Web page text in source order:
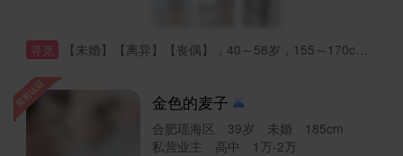
寻觅 【未婚】【离异】【丧偶】，40～58岁，155～170cm，高中，3~4千，，【已购房(有贷款)】【已购房(无贷款)】【有能力购房】【无房】【住单位房】，【无车】【已购车-无贷款】【已购车-有贷款】【需要时购置】，【未育】【儿子归自己】【儿子归对方】【女儿归自己】【女儿归对方】
金色的麦子
合肥瑶海区 39岁 未婚 185cm
私营业主 高中 1万-2万